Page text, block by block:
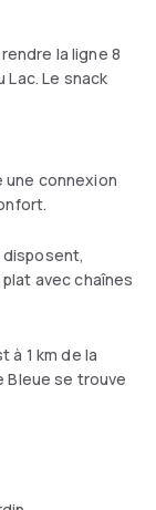
la ligne 8
Le snack
connexion
avec chaînes
à 1 km de la
Bleue se trouve